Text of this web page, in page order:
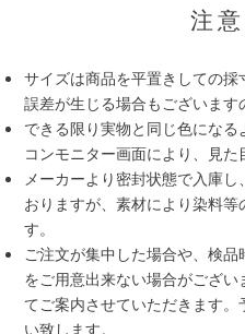
注
サイズは商品を平置きしての
誤差が生じる場合もございます
できる限り実物と同じ色にな
コンモニター画面により、見た
メーカーより密封状態で入庫
おりますが、素材により染料
す。
ご注文が集中した場合や、検
をご用意出来ない場合がござ
てご案内させていただきます
い致します。